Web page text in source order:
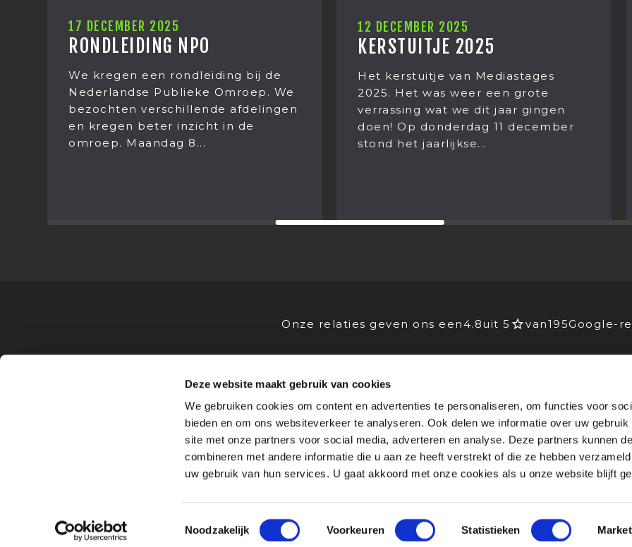
Deze website maakt gebruik van cookies
We gebruiken cookies om content en advertenties te personaliseren, om functies voor
bieden en om ons websiteverkeer te analyseren. Ook delen we informatie over uw gebruik
site met onze partners voor social media, adverteren en analyse. Deze partners kunnen
combineren met andere informatie die u aan ze heeft verstrekt of die ze hebben
uw gebruik van hun services. U gaat akkoord met onze cookies als u onze website blijft
Toestemmingsselectie
Noodzakelijk Voorkeuren Statistieken
afdelingen
12 DECEMBER 2025
KERSTUITJE 2025
Het kerstuitje van Mediastages
2025. Het was weer een grote
verrassing wat we dit jaar gingen
doen! Op donderdag 11 december
stond het jaarlijkse...
10 DECEMBER 2025
HOE WAS JOUW LUNCH?
Zomaar een lunchgesprek bij
Mediastages. Wat begon met
eten van Kaki fruit eindigt in een
gesprek over ‘leven na de dood’.
Hoe dan? Franciska...
Onze relaties geven ons een 4.8uit 5 van195Google-
VOOR OPLEIDERS
Advies
Stagevoorlichting
Samenwerking
Nieuws & blogs
Advies
Stagebedrijven
Agenda
Nieuws & blogs
Mediastages
voorwaarden
I
statement
Disclaimer I Mediapact Contact